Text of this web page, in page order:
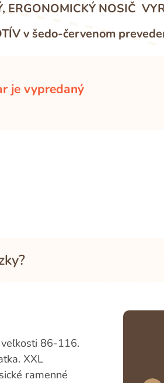
ERGONOMICKÝ NOSIČ
v šedo-červenom
je vypredaný
86-116.
XXL
ramenné